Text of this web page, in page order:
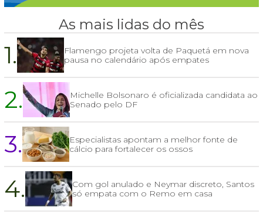
As mais lidas do mês
1.
Flamengo projeta volta de Paquetá em nova
pausa no calendário após empates
2.
Michelle Bolsonaro é oficializada candidata ao
Senado pelo DF
3.
Especialistas apontam a melhor fonte de
cálcio para fortalecer os ossos
4.
Com gol anulado e Neymar discreto, Santos
só empata com o Remo em casa